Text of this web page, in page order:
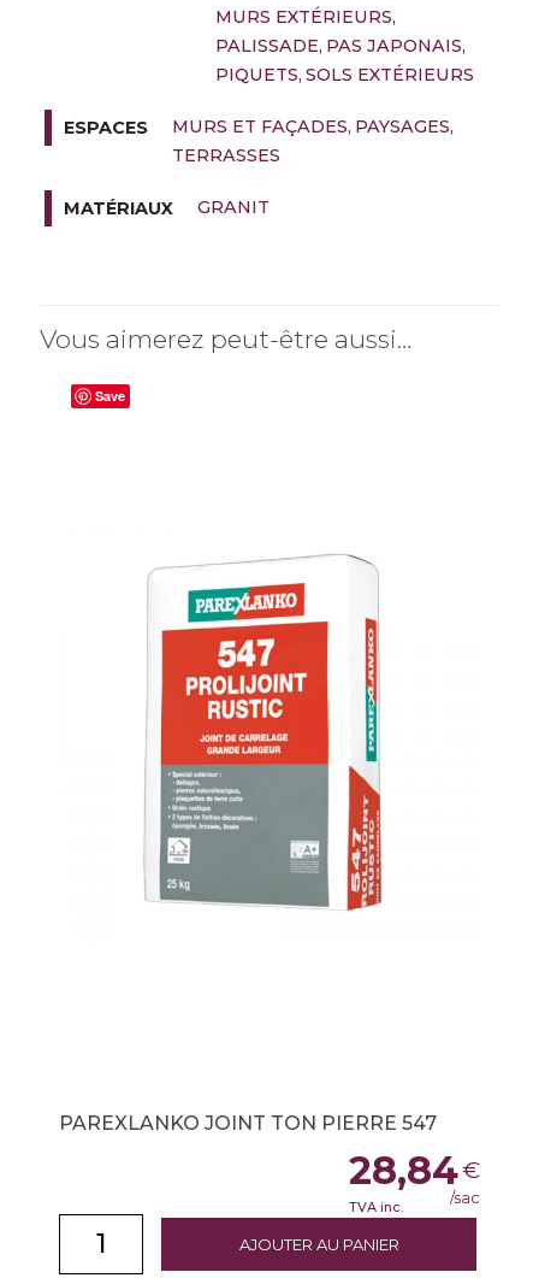
MURS EXTÉRIEURS
PALISSADE PAS JAPONAIS
PIQUETS SOLS EXTÉRIEURS
ESPACES MURS ET FAÇADES PAYSAGES
TERRASSES
MATÉRIAUX GRANIT
Vous aimerez peut-être aussi…
Save
PAREXLANKO JOINT TON PIERRE 547
AJOUTER AU PANIER
28,84€
TVA inc. /sac